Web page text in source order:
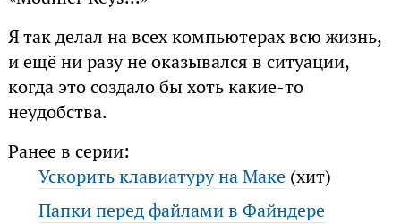
Я так делал на всех компьютерах всю жизнь,
и ещё ни разу не оказывался в ситуации,
когда это создало бы хоть какие-то
неудобства.
Ранее в серии:
Ускорить клавиатуру на Маке (хит)
Папки перед файлами в Файндере